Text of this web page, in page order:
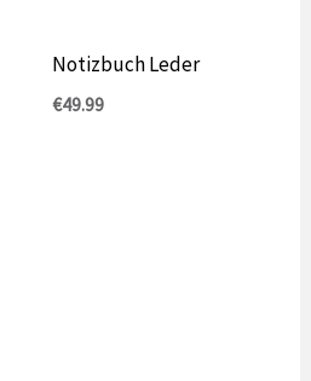
Notizbuch Leder
€49.99